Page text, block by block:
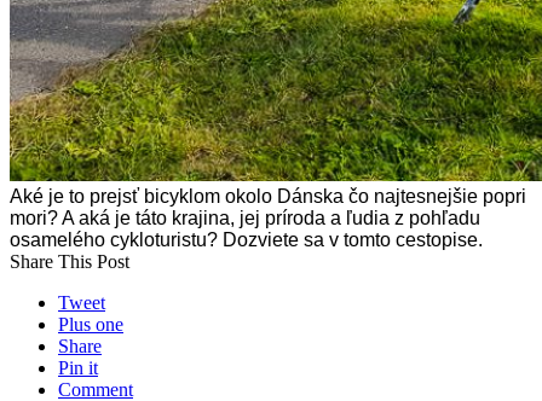
Aké je to prejsť bicyklom okolo Dánska čo najtesnejšie popri
mori? A aká je táto krajina, jej príroda a ľudia z pohľadu
osamelého cykloturistu? Dozviete sa v tomto cestopise.
Share This Post
Tweet
Plus one
Share
Pin it
Comment